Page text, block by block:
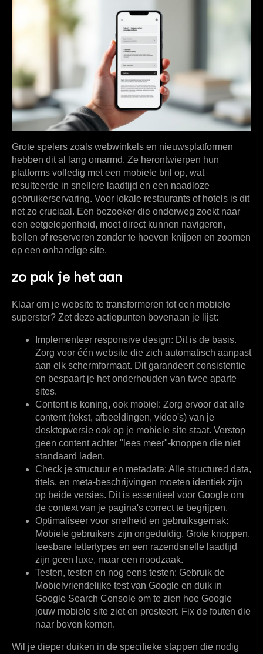
Grote spelers zoals webwinkels en nieuwsplatformen
hebben dit al lang omarmd. Ze herontwierpen hun
platforms volledig met een mobiele bril op, wat
resulteerde in snellere laadtijd en een naadloze
gebruikerservaring. Voor lokale restaurants of hotels is dit
net zo cruciaal. Een bezoeker die onderweg zoekt naar
een eetgelegenheid, moet direct kunnen navigeren,
bellen of reserveren zonder te hoeven knijpen en zoomen
op een onhandige site.
zo pak je het aan
Klaar om je website te transformeren tot een mobiele
superster? Zet deze actiepunten bovenaan je lijst:
Implementeer responsive design: Dit is de basis.
Zorg voor één website die zich automatisch aanpast
aan elk schermformaat. Dit garandeert consistentie
en bespaart je het onderhouden van twee aparte
sites.
Content is koning, ook mobiel: Zorg ervoor datalle
content (tekst, afbeeldingen, video's) van je
desktopversie ook op je mobiele site staat. Verstop
geen content achter "lees meer"-knoppen die niet
standaard laden.
Check je structuur en metadata: Alle structured data,
titels, en meta-beschrijvingen moeten identiek zijn
op beide versies. Dit is essentieel voor Google om
de context van je pagina's correct te begrijpen.
Optimaliseer voor snelheid en gebruiksgemak:
Mobiele gebruikers zijn ongeduldig. Grote knoppen,
leesbare lettertypes en een razendsnelle laadtijd
zijn geen luxe, maar een noodzaak.
Testen, testen en nog eens testen: Gebruik de
Mobielvriendelijke test van Google en duik in
Google Search Console om te zien hoe Google
jouw mobiele site ziet en presteert. Fix de fouten die
naar boven komen.
Wil je dieper duiken in de specifieke stappen die nodig